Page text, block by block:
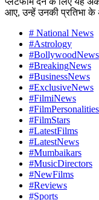
आए, उन्हें उनकी प्रतिभा के
# National News
#Astrology
#BollywoodNews
#BreakingNews
#BusinessNews
#ExclusiveNews
#FilmiNews
#FilmPersonalities
#FilmStars
#LatestFilms
#LatestNews
#Mumbaikars
#MusicDirectors
#NewFilms
#Reviews
#Sports